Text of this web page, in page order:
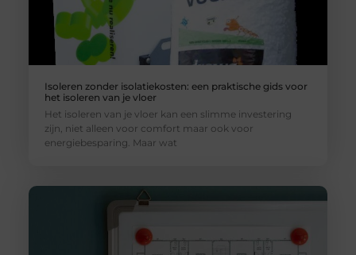
Isoleren zonder isolatiekosten: een praktische gids voor
het isoleren van je vloer
Het isoleren van je vloer kan een slimme investering
zijn, niet alleen voor comfort maar ook voor
energiebesparing. Maar wat